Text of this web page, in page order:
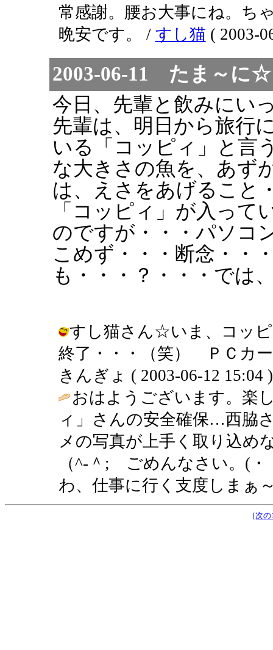
常感謝。腰お大事にね。ち
晩安です。 / すし猫 ( 2003-
2003-06-11 たま～に
今日、先輩と飲みにい
先輩は、明日から旅行
いる「コッピィ」と言
な大きさの魚を、あず
は、えさをあげること
「コッピィ」が入って
のですが・・・パソコ
こめず・・・断念・・
も・・・？・・・では
すし猫さん☆いま、コッ
終了・・・（笑） ＰＣカ
きんぎょ ( 2003-06-12 15:04 )
おはようございます。楽
ィ」さんの安全確保…西脇
メの写真が上手く取り込め
（^-＾; ごめんなさい。(
わ、仕事に行く支度しまぁ
[次